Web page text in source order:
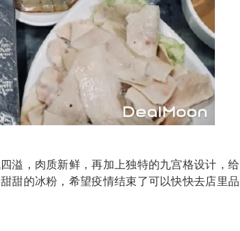
溢，肉质新鲜，再加上独特的九宫格设计，给
甜的冰粉，希望疫情结束了可以快快去店里品